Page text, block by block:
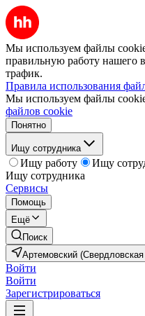
Мы используем файлы
правильную работу нашего
трафик.
Правила использования
Мы используем файлы
файлов cookie
Понятно
Ищу сотрудника
Ищу работу
Ищу
Ищу сотрудника
Сервисы
Помощь
Ещё
Поиск
Артемовский (Свердловская
Войти
Войти
Зарегистрироваться